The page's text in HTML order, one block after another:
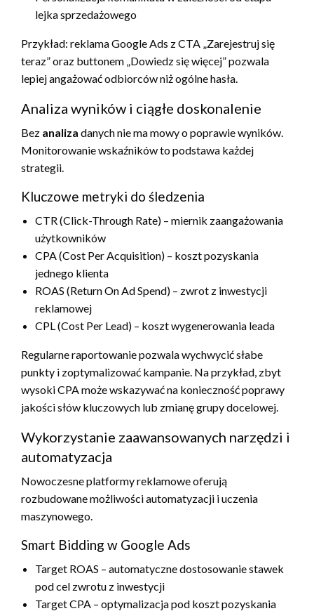
lejka sprzedażowego
Przykład: reklama Google Ads z CTA „Zarejestruj się
teraz” oraz buttonem „Dowiedz się więcej” pozwala
lepiej angażować odbiorców niż ogólne hasła.
Analiza wyników i ciągłe doskonalenie
Bez analiza danych nie ma mowy o poprawie wyników.
Monitorowanie wskaźników to podstawa każdej
strategii.
Kluczowe metryki do śledzenia
CTR (Click-Through Rate) – miernik zaangażowania
użytkowników
CPA (Cost Per Acquisition) – koszt pozyskania
jednego klienta
ROAS (Return On Ad Spend) – zwrot z inwestycji
reklamowej
CPL (Cost Per Lead) – koszt wygenerowania leada
Regularne raportowanie pozwala wychwycić słabe
punkty i zoptymalizować kampanie. Na przykład, zbyt
wysoki CPA może wskazywać na konieczność poprawy
jakości słów kluczowych lub zmianę grupy docelowej.
Wykorzystanie zaawansowanych narzędzi i
automatyzacja
Nowoczesne platformy reklamowe oferują
rozbudowane możliwości automatyzacji i uczenia
maszynowego.
Smart Bidding w Google Ads
Target ROAS – automatyczne dostosowanie stawek
pod cel zwrotu z inwestycji
Target CPA – optymalizacja pod koszt pozyskania